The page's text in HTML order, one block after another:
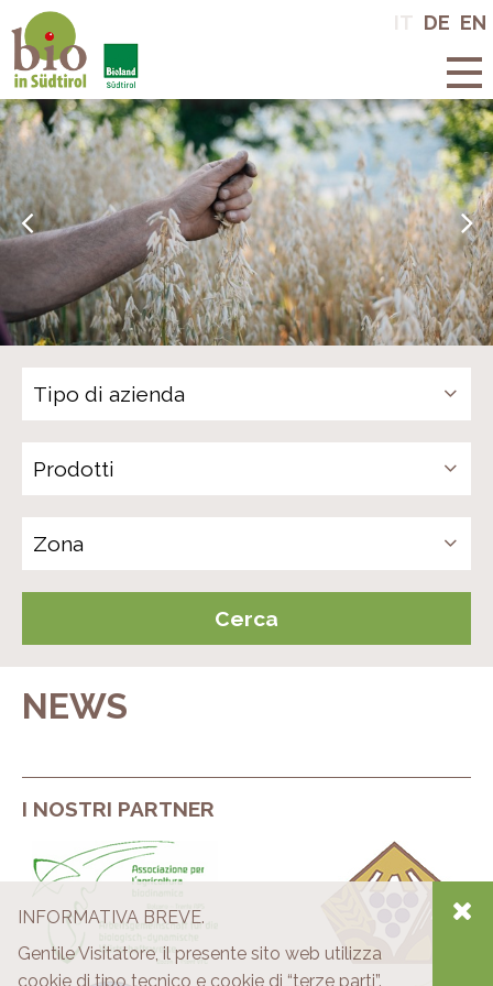
Bio in Alto
Adige
IT DE EN
Prodotti
NEWS
I NOSTRI PARTNER
INFORMATIVA BREVE.
Gentile Visitatore, il presente sito web utilizza
cookie di tipo tecnico e cookie di “terze parti”.